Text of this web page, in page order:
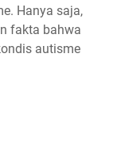
Hanya saja,
fakta bahwa
autisme